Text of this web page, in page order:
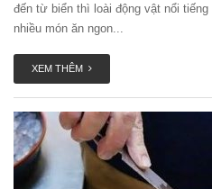
đến từ biển thì loài động vật nổi
nhiều món ăn ngon...
XEM THÊM